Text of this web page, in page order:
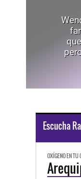
Escucha
OXÍGENO EN TU